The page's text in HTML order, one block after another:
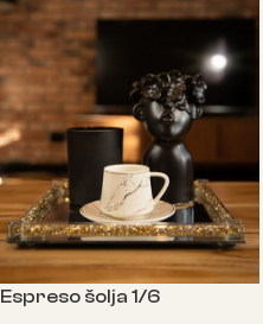
Espreso šolja 1/6